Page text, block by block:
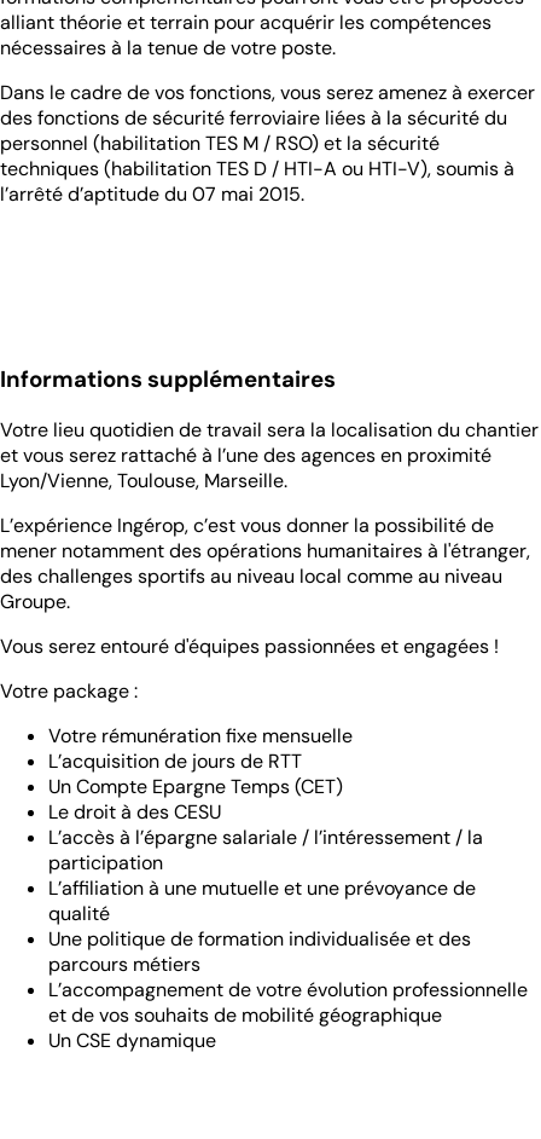
alliant théorie et terrain pour acquérir les compétences
nécessaires à la tenue de votre poste.
Dans le cadre de vos fonctions, vous serez amenez à exercer
des fonctions de sécurité ferroviaire liées à la sécurité du
personnel (habilitation TES M / RSO) et la sécurité
techniques (habilitation TES D / HTI-A ou HTI-V), soumis à
l’arrêté d’aptitude du 07 mai 2015.
Informations supplémentaires
Votre lieu quotidien de travail sera la localisation du chantier
et vous serez rattaché à l’une des agences en proximité
Lyon/Vienne, Toulouse, Marseille.
L’expérience Ingérop, c’est vous donner la possibilité de
mener notamment des opérations humanitaires à l'étranger,
des challenges sportifs au niveau local comme au niveau
Groupe.
Vous serez entouré d'équipes passionnées et engagées !
Votre package :
Votre rémunération fixe mensuelle
L’acquisition de jours de RTT
Un Compte Epargne Temps (CET)
Le droit à des CESU
L’accès à l’épargne salariale / l’intéressement / la
participation
L’affiliation à une mutuelle et une prévoyance de
qualité
Une politique de formation individualisée et des
parcours métiers
L’accompagnement de votre évolution professionnelle
et de vos souhaits de mobilité géographique
Un CSE dynamique